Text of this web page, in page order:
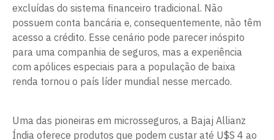
excluídas do sistema financeiro tradicional. Não
possuem conta bancária e, consequentemente, não têm
acesso a crédito. Esse cenário pode parecer inóspito
para uma companhia de seguros, mas a experiência
com apólices especiais para a população de baixa
renda tornou o país líder mundial nesse mercado.
Uma das pioneiras em microsseguros, a Bajaj Allianz
Índia oferece produtos que podem custar até U$S 4 ao